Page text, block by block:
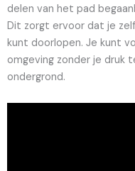
delen van het pad
Dit zorgt ervoor dat je
kunt doorlopen. Je kunt
omgeving zonder je druk
ondergrond.